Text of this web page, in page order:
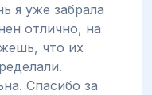
я уже забрала
отлично, на
что их
Спасибо за